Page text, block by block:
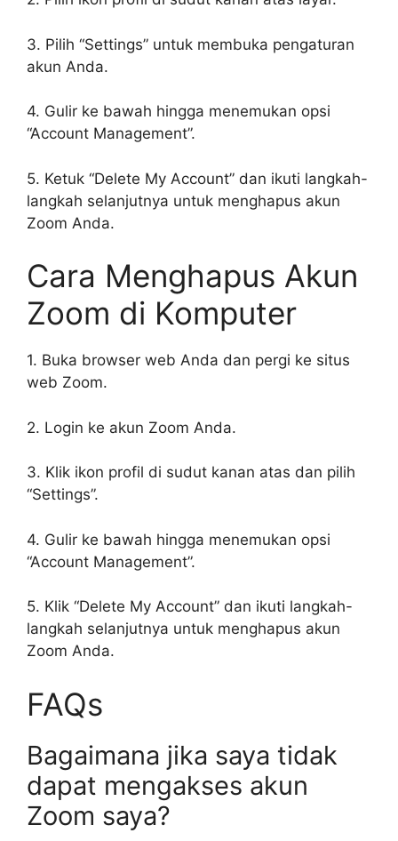
3. Pilih “Settings” untuk membuka pengaturan
akun Anda.
4. Gulir ke bawah hingga menemukan opsi
“Account Management”.
5. Ketuk “Delete My Account” dan ikuti langkah-
langkah selanjutnya untuk menghapus akun
Zoom Anda.
Cara Menghapus Akun
Zoom di Komputer
1. Buka browser web Anda dan pergi ke situs
web Zoom.
2. Login ke akun Zoom Anda.
3. Klik ikon profil di sudut kanan atas dan pilih
“Settings”.
4. Gulir ke bawah hingga menemukan opsi
“Account Management”.
5. Klik “Delete My Account” dan ikuti langkah-
langkah selanjutnya untuk menghapus akun
Zoom Anda.
FAQs
Bagaimana jika saya tidak
dapat mengakses akun
Zoom saya?